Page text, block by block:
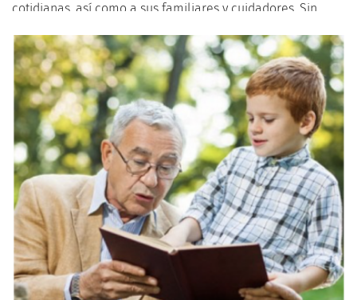
cotidianas, así como a sus familiares y cuidadores. Sin
requiere de una comprensión clara de los procesos,
documentación y recursos disponibles. A continuación,
ofrecemos algunos consejos y pautas para facilitar este
proceso.